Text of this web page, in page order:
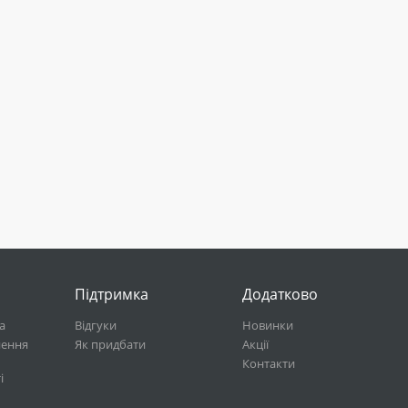
Підтримка
Відгуки
Як придбати
Додатково
Новинки
Акції
Контакти